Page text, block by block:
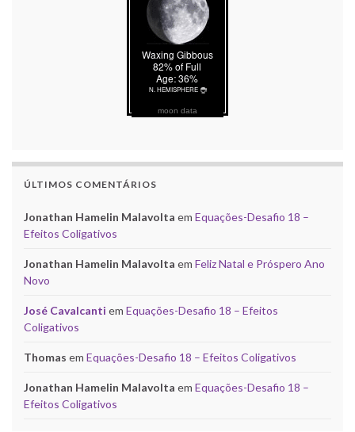
moon data
ÚLTIMOS COMENTÁRIOS
Jonathan Hamelin Malavolta em Equações-Desafio 18 –
Efeitos Coligativos
Jonathan Hamelin Malavolta em Feliz Natal e Próspero Ano
Novo
José Cavalcanti em Equações-Desafio 18 – Efeitos
Coligativos
Thomas em Equações-Desafio 18 – Efeitos Coligativos
Jonathan Hamelin Malavolta em Equações-Desafio 18 –
Efeitos Coligativos